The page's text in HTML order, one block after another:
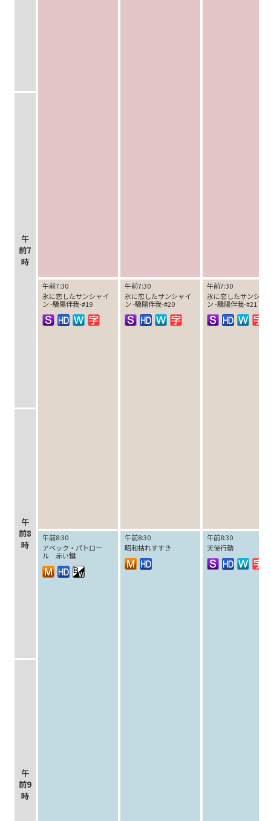
午
前7
時
午前7:30
氷に恋したサンシャイ
ン -驕陽伴我-#19
午前7:30
氷に恋したサンシャイ
ン -驕陽伴我-#20
午前7:30
氷に恋したサンシャ
ン -驕陽伴我-#21
午
前8
時
午前8:30
アベック・パトロー
ル 赤い鍵
午前8:30
昭和枯れすすき
午前8:30
天使行動
午
前9
時